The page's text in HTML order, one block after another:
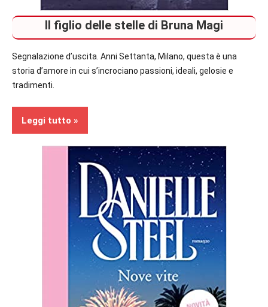
Il figlio delle stelle di Bruna Magi
Segnalazione d’uscita. Anni Settanta, Milano, questa è una
storia d’amore in cui s’incrociano passioni, ideali, gelosie e
tradimenti.
Leggi tutto